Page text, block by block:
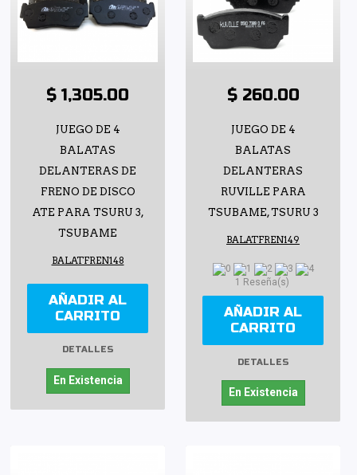
$ 1,305.00
JUEGO DE 4
BALATAS
DELANTERAS DE
FRENO DE DISCO
ATE PARA TSURU 3,
TSUBAME
BALATFREN148
AÑADIR AL
CARRITO
DETALLES
En Existencia
$ 260.00
JUEGO DE 4
BALATAS
DELANTERAS
RUVILLE PARA
TSUBAME, TSURU 3
BALATFREN149
1 Reseña(s)
AÑADIR AL
CARRITO
DETALLES
En Existencia